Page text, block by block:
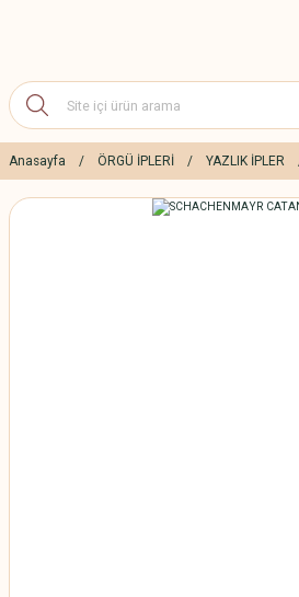
Anasayfa ÖRGÜ İPLERİ YAZLIK İPLER